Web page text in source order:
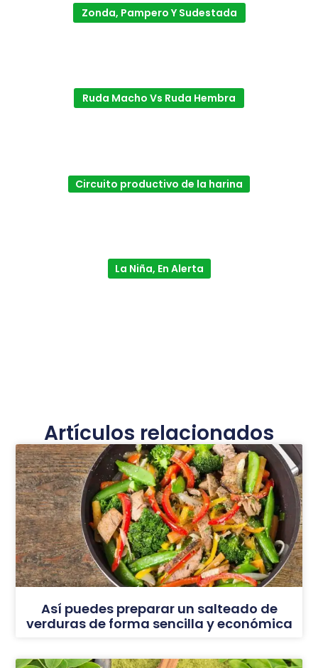
Zonda, Pampero Y Sudestada
Ruda Macho Vs Ruda Hembra
Circuito productivo de la harina
La Niña, En Alerta
Artículos relacionados
Así puedes preparar un salteado de
verduras de forma sencilla y económica